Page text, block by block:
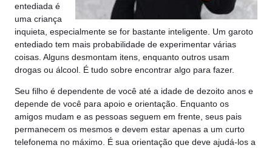
entediada é
uma criança
inquieta, especialmente se for bastante inteligente. Um garoto
entediado tem mais probabilidade de experimentar várias
coisas. Alguns desmontam itens, enquanto outros usam
drogas ou álcool. É tudo sobre encontrar algo para fazer.
Seu filho é dependente de você até a idade de dezoito anos e
depende de você para apoio e orientação. Enquanto os
amigos mudam e as pessoas seguem em frente, seus pais
permanecem os mesmos e devem estar apenas a um curto
telefonema no máximo. É sua orientação que deve ajudá-los a